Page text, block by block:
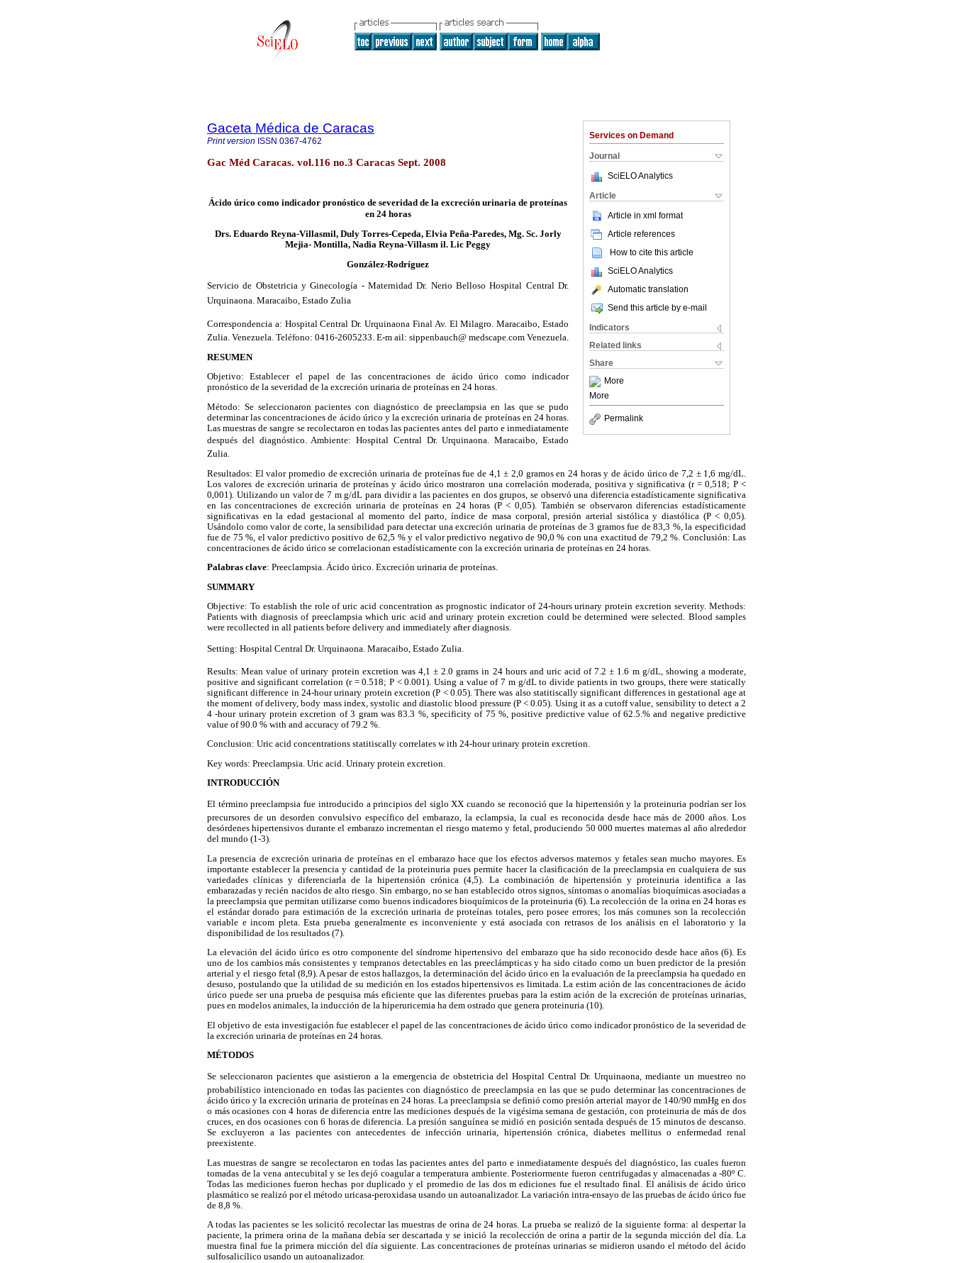
Services on Demand
Journal
SciELO Analytics
Article
Article in xml format
Article references
How to cite this article
SciELO Analytics
Automatic translation
Send this article by e-mail
Indicators
Related links
Share
More
More
Permalink
Gaceta Médica de Caracas
Print version ISSN 0367-4762
Gac Méd Caracas. vol.116 no.3 Caracas Sept. 2008
Ácido úrico como indicador pronóstico de severidad de la excreción urinaria de proteínas
en 24 horas
Drs. Eduardo Reyna-Villasmil, Duly Torres-Cepeda, Elvia Peña-Paredes, Mg. Sc. Jorly
Mejia- Montilla, Nadia Reyna-Villasm il. Lic Peggy
González-Rodríguez
Servicio de Obstetricia y Ginecología - Maternidad Dr. Nerio Belloso Hospital Central Dr.
Urquinaona. Maracaibo, Estado Zulia
Correspondencia a: Hospital Central Dr. Urquinaona Final Av. El Milagro. Maracaibo, Estado
Zulia. Venezuela. Teléfono: 0416-2605233. E-m ail: sippenbauch@ medscape.com Venezuela.
RESUMEN
Objetivo: Establecer el papel de las concentraciones de ácido úrico como indicador
pronóstico de la severidad de la excreción urinaria de proteínas en 24 horas.
Método: Se seleccionaron pacientes con diagnóstico de preeclampsia en las que se pudo
determinar las concentraciones de ácido úrico y la excreción urinaria de proteínas en 24 horas.
Las muestras de sangre se recolectaron en todas las pacientes antes del parto e inmediatamente
después del diagnóstico. Ambiente: Hospital Central Dr. Urquinaona. Maracaibo, Estado
Zulia.
Resultados: El valor promedio de excreción urinaria de proteínas fue de 4,1 ± 2,0 gramos en 24 horas y de ácido úrico de 7,2 ± 1,6 mg/dL.
Los valores de excreción urinaria de proteínas y ácido úrico mostraron una correlación moderada, positiva y significativa (r = 0,518; P <
0,001). Utilizando un valor de 7 m g/dL para dividir a las pacientes en dos grupos, se observó una diferencia estadísticamente significativa
en las concentraciones de excreción urinaria de proteínas en 24 horas (P < 0,05). También se observaron diferencias estadísticamente
significativas en la edad gestacional al momento del parto, índice de masa corporal, presión arterial sistólica y diastólica (P < 0,05).
Usándolo como valor de corte, la sensibilidad para detectar una excreción urinaria de proteínas de 3 gramos fue de 83,3 %, la especificidad
fue de 75 %, el valor predictivo positivo de 62,5 % y el valor predictivo negativo de 90,0 % con una exactitud de 79,2 %. Conclusión: Las
concentraciones de ácido úrico se correlacionan estadísticamente con la excreción urinaria de proteínas en 24 horas.
Palabras clave: Preeclampsia. Ácido úrico. Excreción urinaria de proteínas.
SUMMARY
Objective: To establish the role of uric acid concentration as prognostic indicator of 24-hours urinary protein excretion severity. Methods:
Patients with diagnosis of preeclampsia which uric acid and urinary protein excretion could be determined were selected. Blood samples
were recollected in all patients before delivery and immediately after diagnosis.
Setting: Hospital Central Dr. Urquinaona. Maracaibo, Estado Zulia.
Results: Mean value of urinary protein excretion was 4,1 ± 2.0 grams in 24 hours and uric acid of 7.2 ± 1.6 m g/dL, showing a moderate,
positive and significant correlation (r = 0.518; P < 0.001). Using a value of 7 m g/dL to divide patients in two groups, there were statically
significant difference in 24-hour urinary protein excretion (P < 0.05). There was also statitiscally significant differences in gestational age at
the moment of delivery, body mass index, systolic and diastolic blood pressure (P < 0.05). Using it as a cutoff value, sensibility to detect a 2
4 -hour urinary protein excretion of 3 gram was 83.3 %, specificity of 75 %, positive predictive value of 62.5.% and negative predictive
value of 90.0 % with and accuracy of 79.2 %.
Conclusion: Uric acid concentrations statitiscally correlates w ith 24-hour urinary protein excretion.
Key words: Preeclampsia. Uric acid. Urinary protein excretion.
INTRODUCCIÓN
El término preeclampsia fue introducido a principios del siglo XX cuando se reconoció que la hipertensión y la proteinuria podrían ser los
precursores de un desorden convulsivo específico del embarazo, la eclampsia, la cual es reconocida desde hace más de 2000 años. Los
desórdenes hipertensivos durante el embarazo incrementan el riesgo materno y fetal, produciendo 50 000 muertes maternas al año alrededor
del mundo (1-3).
La presencia de excreción urinaria de proteínas en el embarazo hace que los efectos adversos maternos y fetales sean mucho mayores. Es
importante establecer la presencia y cantidad de la proteinuria pues permite hacer la clasificación de la preeclampsia en cualquiera de sus
variedades clínicas y diferenciarla de la hipertensión crónica (4,5). La combinación de hipertensión y proteinuria identifica a las
embarazadas y recién nacidos de alto riesgo. Sin embargo, no se han establecido otros signos, síntomas o anomalías bioquímicas asociadas a
la preeclampsia que permitan utilizarse como buenos indicadores bioquímicos de la proteinuria (6). La recolección de la orina en 24 horas es
el estándar dorado para estimación de la excreción urinaria de proteínas totales, pero posee errores; los más comunes son la recolección
variable e incom pleta. Esta prueba generalmente es inconveniente y está asociada con retrasos de los análisis en el laboratorio y la
disponibilidad de los resultados (7).
La elevación del ácido úrico es otro componente del síndrome hipertensivo del embarazo que ha sido reconocido desde hace años (6). Es
uno de los cambios más consistentes y tempranos detectables en las preeclámpticas y ha sido citado como un buen predictor de la presión
arterial y el riesgo fetal (8,9). A pesar de estos hallazgos, la determinación del ácido úrico en la evaluación de la preeclampsia ha quedado en
desuso, postulando que la utilidad de su medición en los estados hipertensivos es limitada. La estim ación de las concentraciones de ácido
úrico puede ser una prueba de pesquisa más eficiente que las diferentes pruebas para la estim ación de la excreción de proteínas urinarias,
pues en modelos animales, la inducción de la hiperuricemia ha dem ostrado que genera proteinuria (10).
El objetivo de esta investigación fue establecer el papel de las concentraciones de ácido úrico como indicador pronóstico de la severidad de
la excreción urinaria de proteínas en 24 horas.
MÉTODOS
Se seleccionaron pacientes que asistieron a la emergencia de obstetricia del Hospital Central Dr. Urquinaona, mediante un muestreo no
probabilístico intencionado en todas las pacientes con diagnóstico de preeclampsia en las que se pudo determinar las concentraciones de
ácido úrico y la excreción urinaria de proteínas en 24 horas. La preeclampsia se definió como presión arterial mayor de 140/90 mmHg en dos
o más ocasiones con 4 horas de diferencia entre las mediciones después de la vigésima semana de gestación, con proteinuria de más de dos
cruces, en dos ocasiones con 6 horas de diferencia. La presión sanguínea se midió en posición sentada después de 15 minutos de descanso.
Se excluyeron a las pacientes con antecedentes de infección urinaria, hipertensión crónica, diabetes mellitus o enfermedad renal
preexistente.
Las muestras de sangre se recolectaron en todas las pacientes antes del parto e inmediatamente después del diagnóstico, las cuales fueron
tomadas de la vena antecubital y se les dejó coagular a temperatura ambiente. Posteriormente fueron centrifugadas y almacenadas a -80º C.
Todas las mediciones fueron hechas por duplicado y el promedio de las dos m ediciones fue el resultado final. El análisis de ácido úrico
plasmático se realizó por el método uricasa-peroxidasa usando un autoanalizador. La variación intra-ensayo de las pruebas de ácido úrico fue
de 8,8 %.
A todas las pacientes se les solicitó recolectar las muestras de orina de 24 horas. La prueba se realizó de la siguiente forma: al despertar la
paciente, la primera orina de la mañana debía ser descartada y se inició la recolección de orina a partir de la segunda micción del día. La
muestra final fue la primera micción del día siguiente. Las concentraciones de proteínas urinarias se midieron usando el método del ácido
sulfosalicílico usando un autoanalizador.